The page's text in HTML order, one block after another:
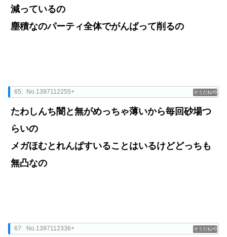
減っているの
塵積なのパーティ全体でがんばって削るの
0
65: No.1397112255+
たわしんち闇と無がめっちゃ薄いから毎回砂場つ
らいの
メガほむとれんぱすいることはいるけどどっちも
無凸なの
0
67: No.1397112336+